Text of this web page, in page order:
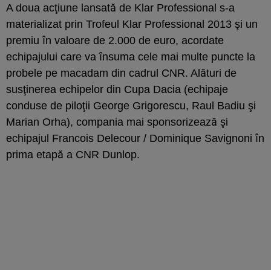
A doua acţiune lansată de Klar Professional s-a
materializat prin Trofeul Klar Professional 2013 şi un
premiu în valoare de 2.000 de euro, acordate
echipajului care va însuma cele mai multe puncte la
probele pe macadam din cadrul CNR. Alături de
susţinerea echipelor din Cupa Dacia (echipaje
conduse de piloţii George Grigorescu, Raul Badiu şi
Marian Orha), compania mai sponsorizează şi
echipajul Francois Delecour / Dominique Savignoni în
prima etapă a CNR Dunlop.